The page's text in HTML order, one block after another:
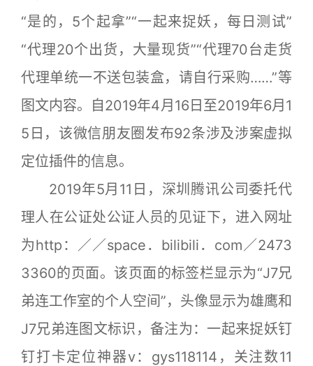
“是的，5个起拿”“一起来捉妖，每日测试”
“代理20个出货，大量现货”“代理70台走货
代理单统一不送包装盒，请自行采购……”等
图文内容。自2019年4月16日至2019年6月1
5日，该微信朋友圈发布92条涉及涉案虚拟
定位插件的信息。
2019年5月11日，深圳腾讯公司委托代
理人在公证处公证人员的见证下，进入网址
为http：／／space．bilibili．com／2473
3360的页面。该页面的标签栏显示为“J7兄
弟连工作室的个人空间”，头像显示为雄鹰和
J7兄弟连图文标识，备注为：一起来捉妖钉
钉打卡定位神器v：gys118114，关注数11